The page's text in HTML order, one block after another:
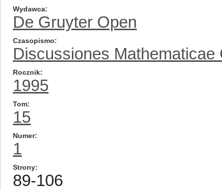
Wydawca
De Gruyter Open
Czasopismo
Discussiones Mathematicae
Rocznik
1995
Tom
15
Numer
1
Strony
89-106